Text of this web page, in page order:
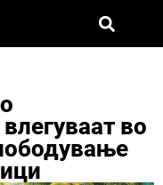
во